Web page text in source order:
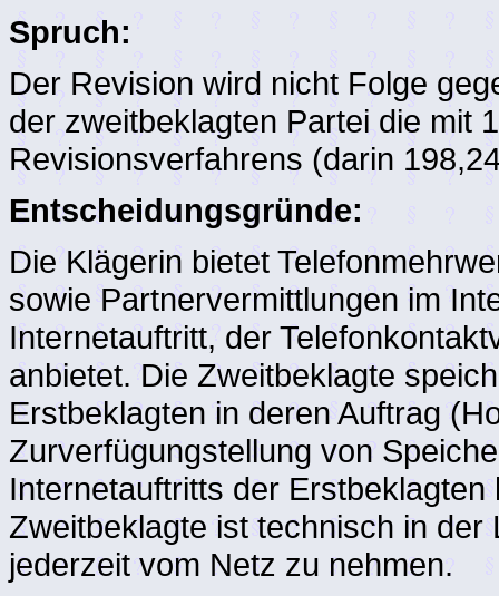
Spruch:
Der Revision wird nicht Folge
der zweitbeklagten Partei die mit
Revisionsverfahrens (darin
Entscheidungsgründe:
Die Klägerin bietet
sowie Partnervermittlungen im
Internetauftritt, der
anbietet. Die Zweitbeklagte
Erstbeklagten in deren Auftrag
Zurverfügungstellung von
Internetauftritts der
Zweitbeklagte ist technisch in
jederzeit vom Netz zu nehmen.